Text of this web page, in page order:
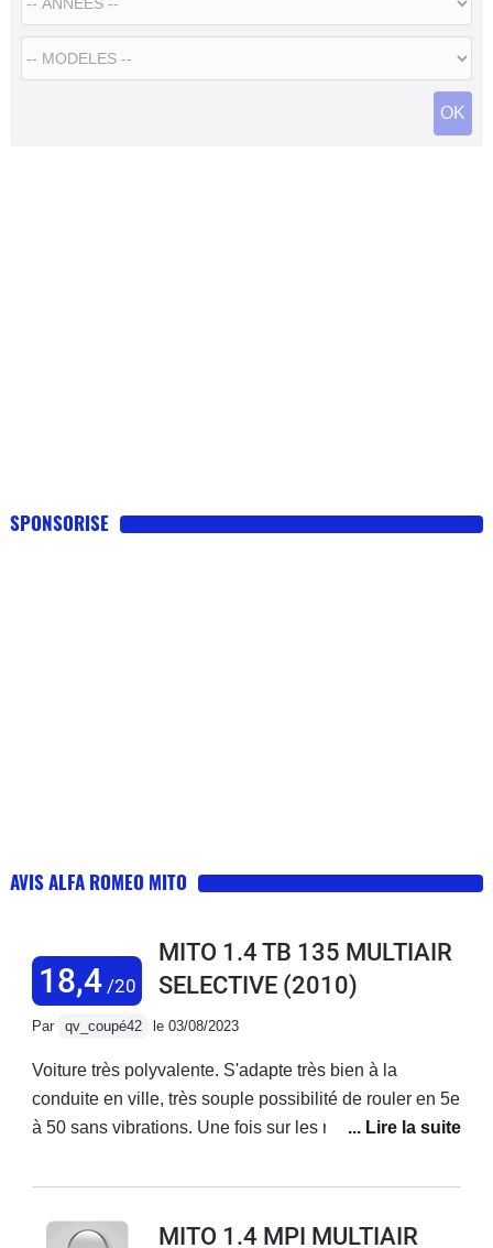
SPONSORISE
AVIS ALFA ROMEO MITO
18,4/20
MITO 1.4 TB 135 MULTIAIR
SELECTIVE (2010)
Par qv_coupé42 le 03/08/2023
Voiture très polyvalente. S'adapte très bien à la
conduite en ville, très souple possibilité de rouler en 5e
à 50 sans vibrations. Une fois sur les routes de
voiture est imaginée pour cela. Tenue de route
vrai plaisir de conduite. Sur l'autoroute, bien sûr, elle
MITO 1.4 MPI MULTIAIR